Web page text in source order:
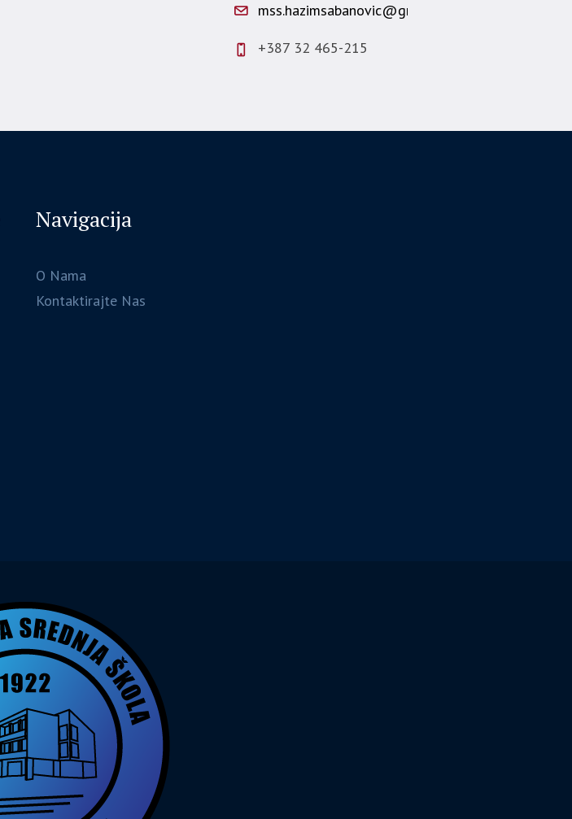
mss.hazimsabanovic@gmail.com
+387 32 465-215
Navigacija
O Nama
Kontaktirajte Nas